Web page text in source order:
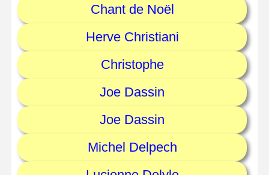
Chant de Noël
Herve Christiani
Christophe
Joe Dassin
Joe Dassin
Michel Delpech